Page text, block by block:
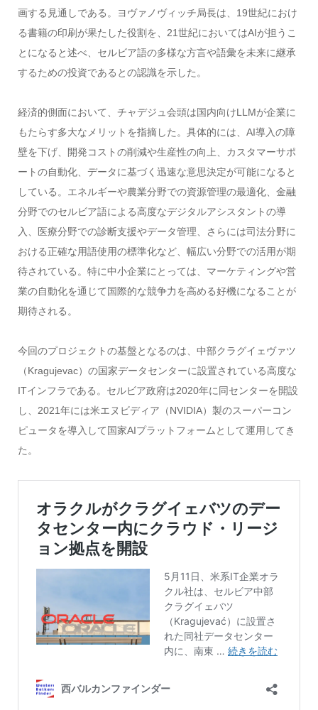
画する見通しである。ヨヴァノヴィッチ局長は、19世紀におけ
る書籍の印刷が果たした役割を、21世紀においてはAIが担うこ
とになると述べ、セルビア語の多様な方言や語彙を未来に継承
するための投資であるとの認識を示した。
経済的側面において、チャデジュ会頭は国内向けLLMが企業に
もたらす多大なメリットを指摘した。具体的には、AI導入の障
壁を下げ、開発コストの削減や生産性の向上、カスタマーサポ
ートの自動化、データに基づく迅速な意思決定が可能になると
している。エネルギーや農業分野での資源管理の最適化、金融
分野でのセルビア語による高度なデジタルアシスタントの導
入、医療分野での診断支援やデータ管理、さらには司法分野に
おける正確な用語使用の標準化など、幅広い分野での活用が期
待されている。特に中小企業にとっては、マーケティングや営
業の自動化を通じて国際的な競争力を高める好機になることが
期待される。
今回のプロジェクトの基盤となるのは、中部クラグイェヴァツ
（Kragujevac）の国家データセンターに設置されている高度な
ITインフラである。セルビア政府は2020年に同センターを開設
し、2021年には米エヌビディア（NVIDIA）製のスーパーコン
ピュータを導入して国家AIプラットフォームとして運用してき
た。